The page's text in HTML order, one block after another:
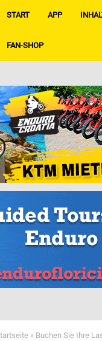
START APP
FAN-SHOP
» Buchen Sie Ihre